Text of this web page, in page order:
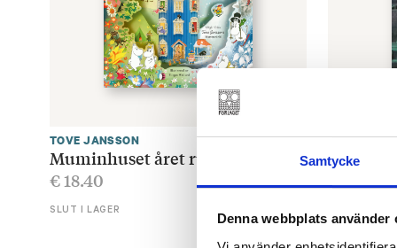
Samtycke
Denna webbplats använder
TOVE JANSSON
Muminhuset året runt
€18.40
SLUT I LAGER
TOVE
Skurken
€25.80
LÄGG I